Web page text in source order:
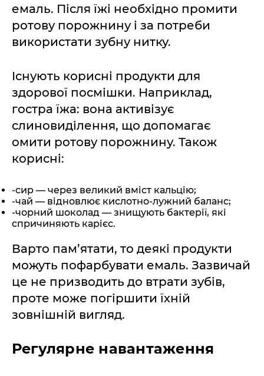
емаль. Після їжі необхідно промити
ротову порожнину і за потреби
використати зубну нитку.
Існують корисні продукти для
здорової посмішки. Наприклад,
гостра їжа: вона активізує
слиновиділення, що допомагає
омити ротову порожнину. Також
корисні:
-сир — через великий вміст кальцію;
-чай — відновлює кислотно-лужний баланс;
-чорний шоколад — знищують бактерії, які
спричиняють карієс.
Варто пам’ятати, то деякі продукти
можуть пофарбувати емаль. Зазвичай
це не призводить до втрати зубів,
проте може погіршити їхній
зовнішній вигляд.
Регулярне навантаження